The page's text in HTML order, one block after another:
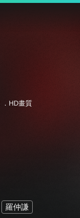
．HD畫質
羅仲謙